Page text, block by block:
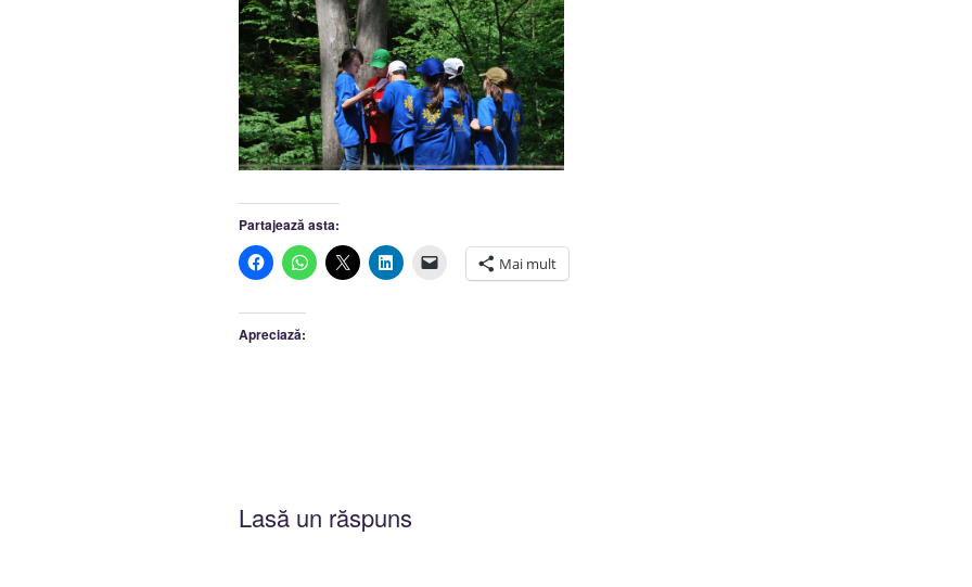
Partajează asta:
Mai mult
Apreciază:
Lasă un răspuns